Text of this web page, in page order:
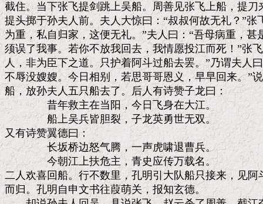
截住。当下张飞提剑跳上吴船。周善见张飞上船，提
提头掷于孙夫人前。夫人大惊曰：“叔叔何故无礼？”张
为重，私自归家，这便无礼。”夫人曰：“吾母病重，
须误了我事。若你不放我回去，我情愿投江而死！”张
人，非为臣下之道。只护着阿斗过船去罢。”乃谓夫人
不辱没嫂嫂。今日相别，若思哥哥恩义，早早回来。”
船，放孙夫人五只船去了。后人有诗赞子龙曰：
昔年救主在当阳，今日飞身在大江。
船上吴兵皆胆裂，子龙英勇世无双。
又有诗赞翼德曰：
长坂桥边怒气腾，一声虎啸退曹兵。
今朝江上扶危主，青史应传万载名。
二人欢喜回船。行不数里，孔明引大队船只接来，见
而归。孔明自申文书往葭萌关，报知玄德。